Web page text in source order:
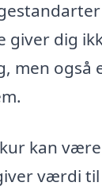
giver dig
men også
kan
værdi